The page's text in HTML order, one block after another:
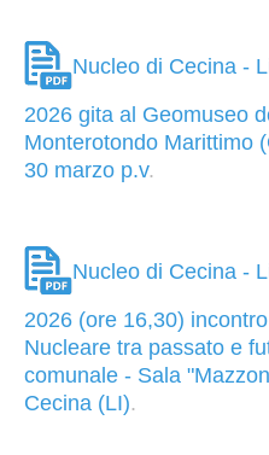
Nucleo di Cecina -
2026 gita al Geomuseo
Monterotondo Marittimo
30 marzo p.v.
Nucleo di Cecina -
2026 (ore 16,30)
Nucleare tra passato e
comunale - Sala
Cecina (LI).